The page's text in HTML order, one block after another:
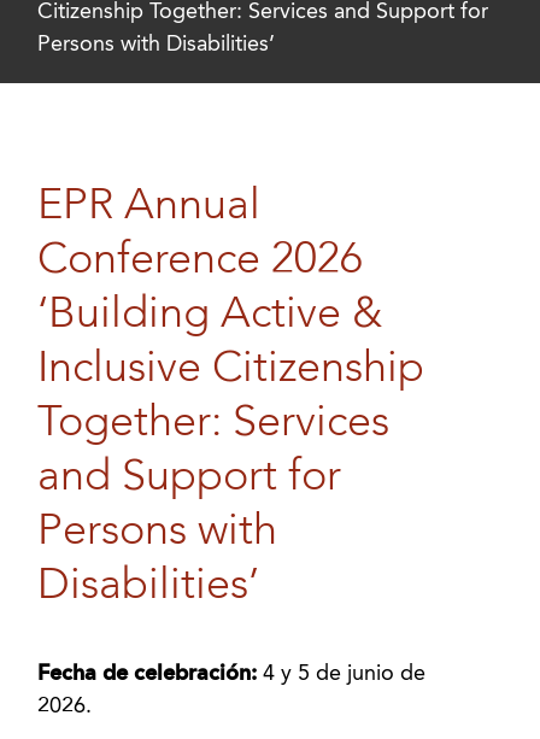
Citizenship Together: Services and Support for
Persons with Disabilities’
EPR Annual
Conference 2026
‘Building Active &
Inclusive Citizenship
Together: Services
and Support for
Persons with
Disabilities’
Fecha de celebración:4 y 5 de junio de
2026.